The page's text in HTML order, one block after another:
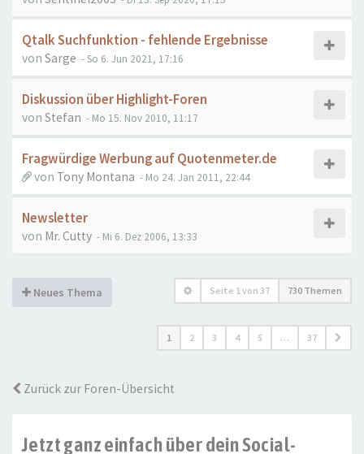
Qtalk Suchfunktion - fehlende Ergebnisse
von Sarge - So 6. Jun 2021, 17:16
Diskussion über Highlight-Foren
von Stefan - Mo 15. Nov 2010, 11:17
Fragwürdige Werbung auf Quotenmeter.de
von Tony Montana - Mo 24. Jan 2011, 22:44
Newsletter
von Mr. Cutty - Mi 6. Dez 2006, 13:33
Neues Thema Seite 1von 37 730 Themen
1 2 3 4 5 … 37
Zurück zur Foren-Übersicht
Jetzt ganz einfach über dein Social-